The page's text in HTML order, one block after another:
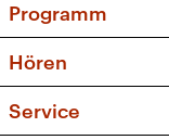
Programm
Musikliste
Hören
Service